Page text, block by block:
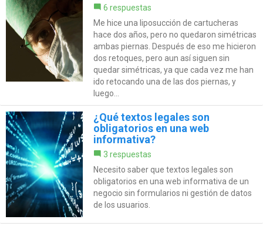
6 respuestas
Me hice una liposucción de cartucheras
hace dos años, pero no quedaron simétricas
ambas piernas. Después de eso me hicieron
dos retoques, pero aun así siguen sin
quedar simétricas, ya que cada vez me han
ido retocando una de las dos piernas, y
luego...
¿Qué textos legales son
obligatorios en una web
informativa?
3 respuestas
Necesito saber que textos legales son
obligatorios en una web informativa de un
negocio sin formularios ni gestión de datos
de los usuarios.